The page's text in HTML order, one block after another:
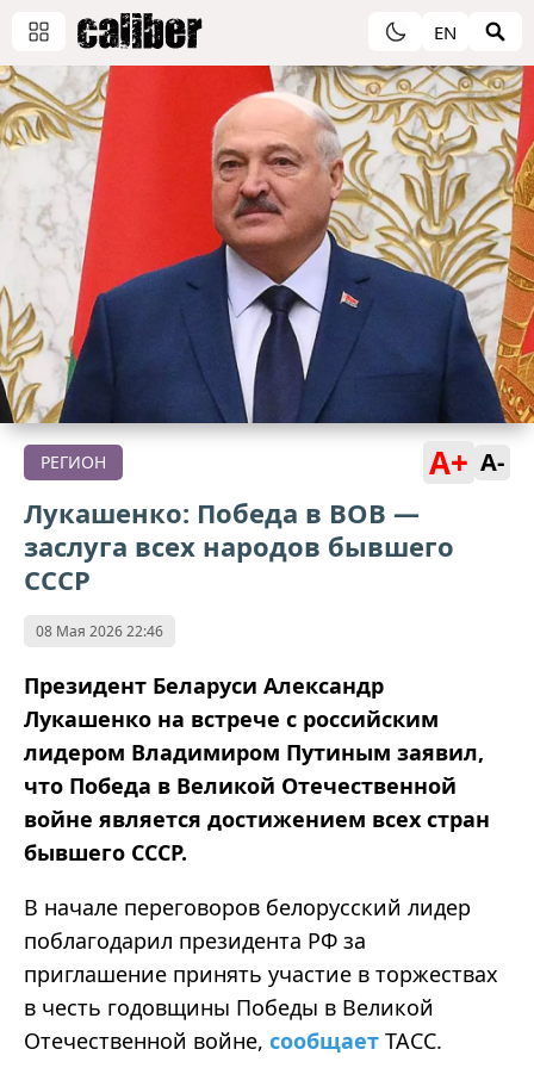
EN
РЕГИОН A+ A-
Лукашенко: Победа в ВОВ —
заслуга всех народов бывшего
СССР
08 Мая 2026 22:46
Президент Беларуси Александр
Лукашенко на встрече с российским
лидером Владимиром Путиным заявил,
что Победа в Великой Отечественной
войне является достижением всех стран
бывшего СССР.
В начале переговоров белорусский лидер
поблагодарил президента РФ за
приглашение принять участие в торжествах
в честь годовщины Победы в Великой
Отечественной войне, сообщает ТАСС.